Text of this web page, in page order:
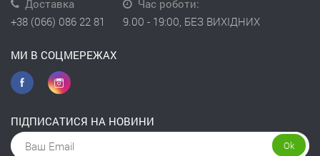
Доставка
+38 (066) 086 22 81
Час роботи:
9.00 - 19:00, БЕЗ ВИХІДНИХ
МИ В СОЦМЕРЕЖАХ
ПІДПИСАТИСЯ НА НОВИНИ
Ok